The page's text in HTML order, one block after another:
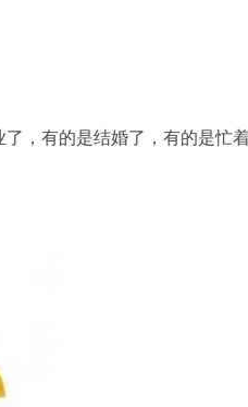
有的是结婚了，有的是忙着